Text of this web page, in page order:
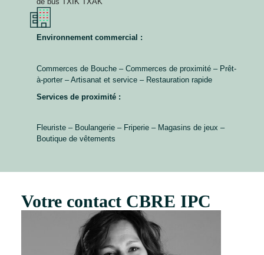
Environnement commercial :
Commerces de Bouche – Commerces de proximité – Prêt-
à-porter – Artisanat et service – Restauration rapide
Services de proximité :
Fleuriste – Boulangerie – Friperie – Magasins de jeux –
Boutique de vêtements
Votre contact CBRE IPC